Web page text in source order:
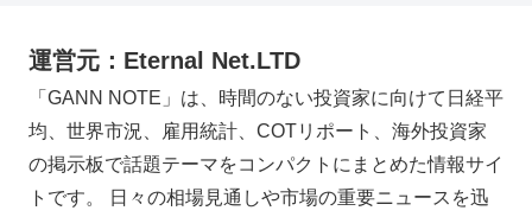
運営元：Eternal Net.LTD
「GANN NOTE」は、時間のない投資家に向けて日経平
均、世界市況、雇用統計、COTリポート、海外投資家
の掲示板で話題テーマをコンパクトにまとめた情報サイ
トです。 日々の相場見通しや市場の重要ニュースを迅